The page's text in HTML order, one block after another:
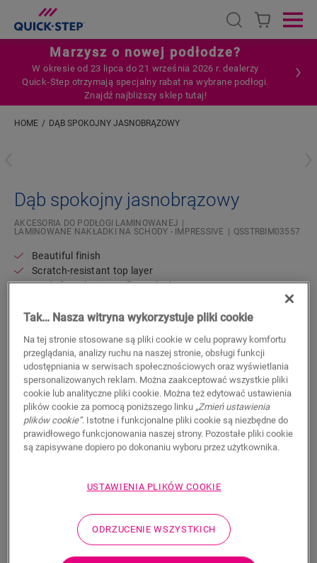
Open search
Marzysz o nowej podłodze?
W okresie od 23 lipca do 21 września 2026 r. dealerzy
Quick‑Step otrzymają specjalny rabat na wybrane podłogi.
Znajdź najbliższy sklep tutaj!
HOME DĄB SPOKOJNY JASNOBRĄZOWY
Dąb spokojny jasnobrązowy
AKCESORIA DO PODŁOGI LAMINOWANEJ
LAMINOWANE NAKŁADKI NA SCHODY - IMPRESSIVE
QSSTRBIM03557
Beautiful finish
Scratch-resistant top layer
Made from laminate floor planks
599,95PLN/Opakowanie (opakowania)
Sugerowana cena brutto
WYSZUKAJ
Stworzenie eleganckich schodów, które pasują do reszty
schodowym. Można je dopasować do wzoru Impressive
laminowanej podłogi. Są odporne na zarysowania i ścieranie,
wodoodporne, łatwe do czyszczenia i proste w montażu. Jest
Tak… Nasza witryna wykorzystuje pliki cookie
Na tej stronie stosowane są pliki cookie w celu poprawy komfortu
przeglądania, analizy ruchu na naszej stronie, obsługi funkcji
udostępniania w serwisach społecznościowych oraz wyświetlania
spersonalizowanych reklam. Można zaakceptować wszystkie pliki
cookie lub analityczne pliki cookie. Można też edytować ustawienia
plików cookie za pomocą poniższego linku „Zmień ustawienia
plików cookie”. Istotne i funkcjonalne pliki cookie są niezbędne do
prawidłowego funkcjonowania naszej strony. Pozostałe pliki cookie
są zapisywane dopiero po dokonaniu wyboru przez użytkownika.
USTAWIENIA PLIKÓW COOKIE
ODRZUCENIE WSZYSTKICH